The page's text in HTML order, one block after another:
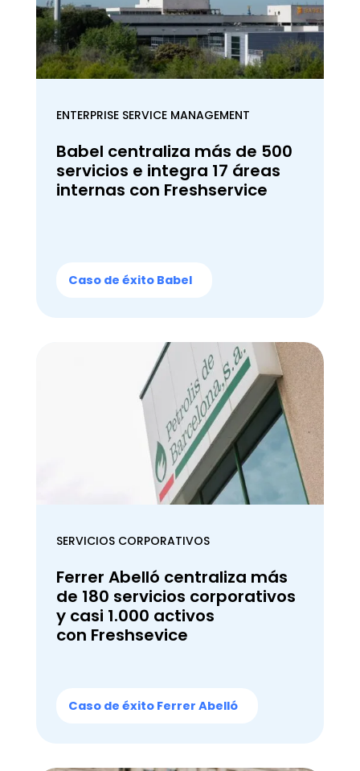
ENTERPRISE SERVICE MANAGEMENT
Babel centraliza más de 500
servicios e integra 17 áreas
internas con Freshservice
Caso de éxito Babel
SERVICIOS CORPORATIVOS
Ferrer Abelló centraliza más
de 180 servicios corporativos
y casi 1.000 activos
con Freshsevice
Caso de éxito Ferrer Abelló